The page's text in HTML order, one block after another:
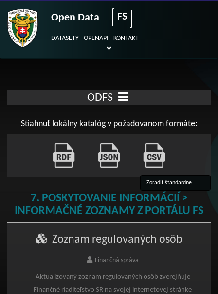
Open Data FS
DATASETY OPENAPI KONTAKT
ODFS
Stiahnuť lokálny katalóg v požadovanom formáte:
7. POSKYTOVANIE INFORMÁCIÍ >
INFORMAČNÉ ZOZNAMY Z PORTÁLU FS
Zoznam regulovaných osôb
Finančná správa
Aktualizovaný zoznam regulovaných osôb zverejňuje
Finančné riaditeľstvo SR na svojej internetovej stránke